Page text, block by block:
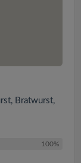
Bratwurst,
100%